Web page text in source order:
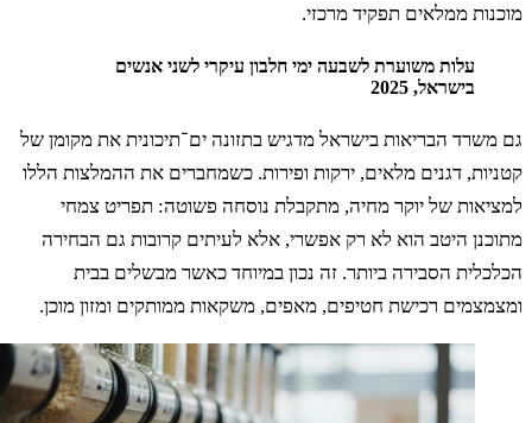
ממלאים תפקיד מרכזי.
עלות משוערת לשבעה ימי חלבון עיקרי לשני אנשים
בישראל, 2025
הבריאות בישראל מדגיש בתזונה ים־תיכונית את מקומן של
דגנים מלאים, ירקות ופירות. כשמחברים את ההמלצות הללו
של יוקר מחיה, מתקבלת נוסחה פשוטה: תפריט צמחי
היטב הוא לא רק אפשרי, אלא לעיתים קרובות גם הבחירה
הסבירה ביותר. זה נכון במיוחד כאשר מבשלים בבית
רכישת חטיפים, מאפים, משקאות ממותקים ומזון מוכן.